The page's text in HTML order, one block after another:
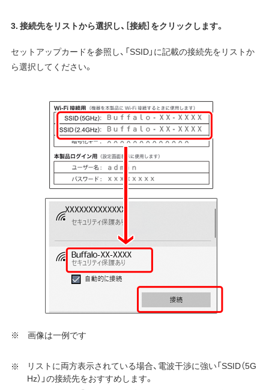
3. 接続先をリストから選択し、［接続］をクリックします。
セットアップカードを参照し、「SSID」に記載の接続先をリストか
ら選択してください。
※ 画像は一例です
リストに両方表示されている場合、電波干渉に強い「SSID（5G
Hz）」の接続先をおすすめします。